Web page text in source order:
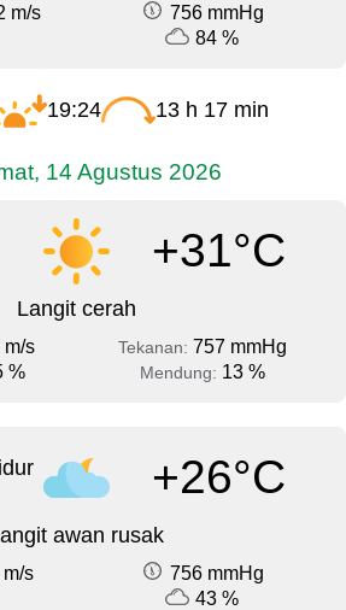
m/s
756 mmHg
84 %
19:24 13 h 17 min
14 Agustus 2026
+31°C
Langit cerah
m/s Tekanan: 757 mmHg
% Mendung: 13 %
+26°C
awan rusak
s
756 mmHg
43 %